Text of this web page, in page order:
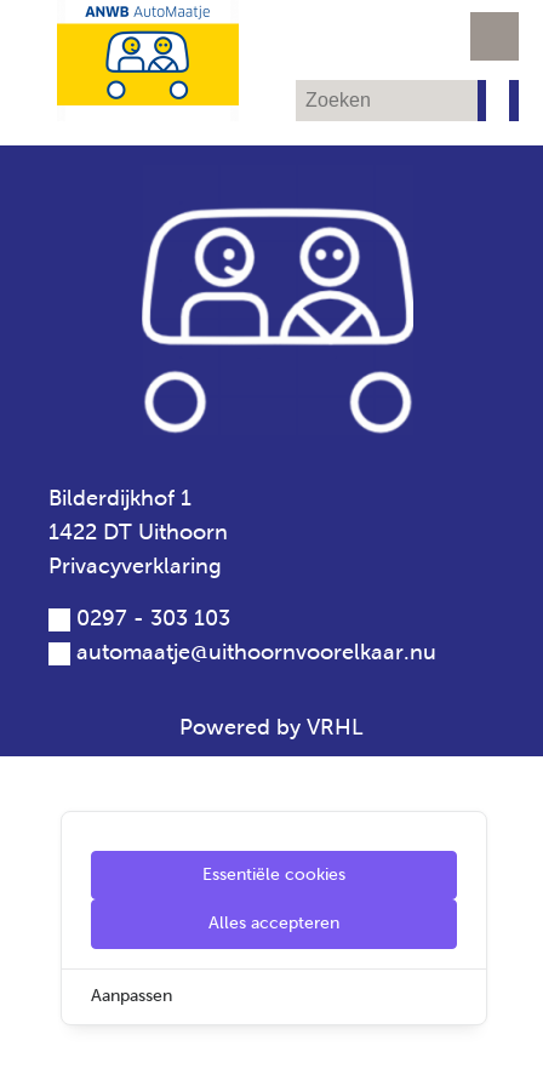
Bilderdijkhof 1
1422 DT Uithoorn
Privacyverklaring
0297 - 303 103
automaatje@uithoornvoorelkaar.nu
Powered by VRHL
Essentiële cookies
Alles accepteren
Aanpassen